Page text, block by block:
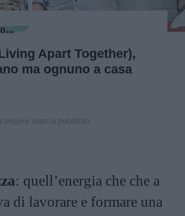
Apart Together),
ma ognuno a casa
: quell’energia che che a
di lavorare e formare una